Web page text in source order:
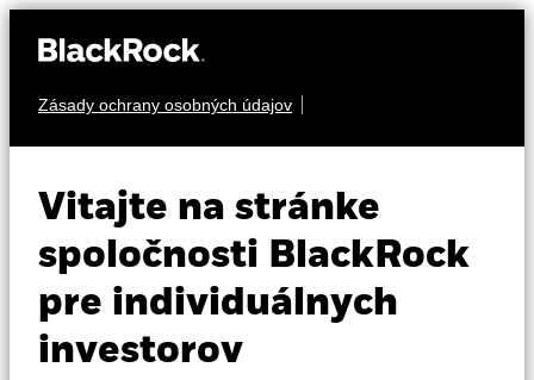
Zásady ochrany osobných údajov
Vitajte na stránke
spoločnosti BlackRock
pre individuálnych
investorov
Vzdelávanie
Individuálni investori
iShares MSCI
Poland UCITS
ETF